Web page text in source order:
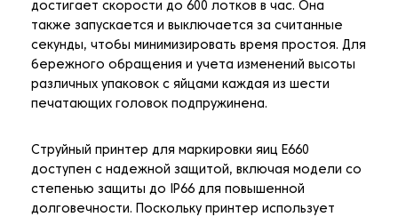
достигает скорости до 600 лотков в час. Она
также запускается и выключается за считанные
секунды, чтобы минимизировать время простоя. Для
бережного обращения и учета изменений высоты
различных упаковок с яйцами каждая из шести
печатающих головок подпружинена.
Струйный принтер для маркировки яиц E660
доступен с надежной защитой, включая модели со
степенью защиты до IP66 для повышенной
долговечности. Поскольку принтер использует